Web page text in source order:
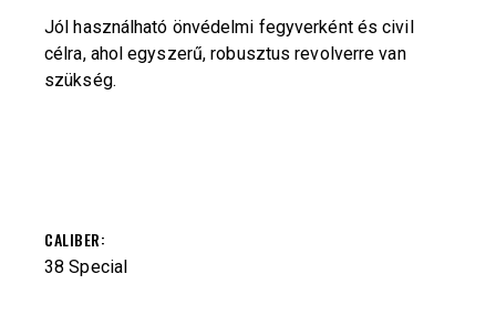
Jól használható önvédelmi fegyverként és civil
célra, ahol egyszerű, robusztus revolverre van
szükség.
СALIBER
38 Special